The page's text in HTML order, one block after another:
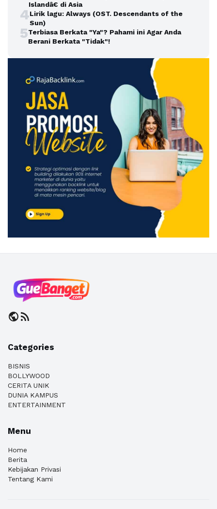
Islandâ€ di Asia
4Lirik lagu: Always (OST. Descendants of the
Sun)
5Terbiasa Berkata "Ya"? Pahami ini Agar Anda
Berani Berkata "Tidak"!
publicrss_feed
Categories
BISNIS
BOLLYWOOD
CERITA UNIK
DUNIA KAMPUS
ENTERTAINMENT
Menu
Home
Berita
Kebijakan Privasi
Tentang Kami